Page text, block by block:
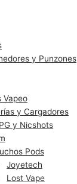
y Punzones
Vapeo
y Cargadores
y Nicshots
Pods
Joyetech
Lost Vape